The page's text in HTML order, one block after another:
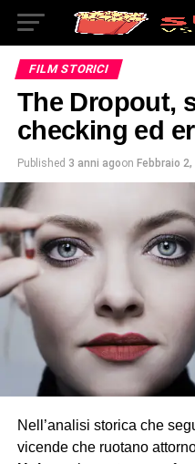
FILM STORICI
The Dropout,
checking ed
Published 3 anni agoon Febbraio
Nell’analisi storica che
vicende che ruotano